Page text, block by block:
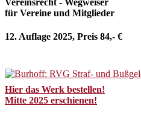
Vereinsrecht - Wegweiser
für Vereine und Mitglieder
12. Auflage 2025, Preis 84,- €
Hier das Werk bestellen!
Mitte 2025 erschienen!